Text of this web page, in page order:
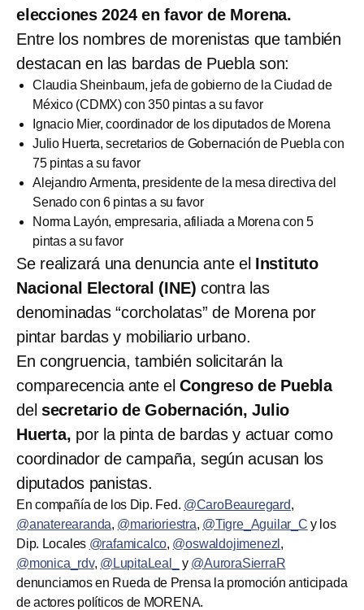
elecciones 2024 en favor de Morena.
Entre los nombres de morenistas que también
destacan en las bardas de Puebla son:
Claudia Sheinbaum, jefa de gobierno de la Ciudad de
México (CDMX) con 350 pintas a su favor
Ignacio Mier, coordinador de los diputados de Morena
Julio Huerta, secretarios de Gobernación de Puebla con
75 pintas a su favor
Alejandro Armenta, presidente de la mesa directiva del
Senado con 6 pintas a su favor
Norma Layón, empresaria, afiliada a Morena con 5
pintas a su favor
Se realizará una denuncia ante el Instituto
Nacional Electoral (INE) contra las
denominadas “corcholatas” de Morena por
pintar bardas y mobiliario urbano.
En congruencia, también solicitarán la
comparecencia ante elCongreso de Puebla
del secretario de Gobernación, Julio
Huerta, por la pinta de bardas y actuar como
coordinador de campaña, según acusan los
diputados panistas.
En compañía de los Dip. Fed. @CaroBeauregard,
@anaterearanda, @marioriestra, @Tigre_Aguilar_C y los
Dip. Locales @rafamicalco, @oswaldojimenezl ,
@monica_rdv, @LupitaLeal_ y @AuroraSierraR
denunciamos en Rueda de Prensa la promoción anticipada
de actores políticos de MORENA.